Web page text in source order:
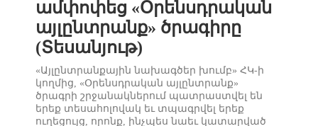
ամփոփեց «Օրենսդրական
այլընտրանք» ծրագիրը
(Տեսանյութ)
«Այլընտրանքային նախագծեր խումբ» ՀԿ-ի
կողմից, «Օրենսդրական այլընտրանք»
ծրագրի շրջանակներում պատրաստվել են
երեք տեսահոլովակ եւ տպագրվել երեք
ուղեցույց, որոնք, ինչպես նաեւ կատարված